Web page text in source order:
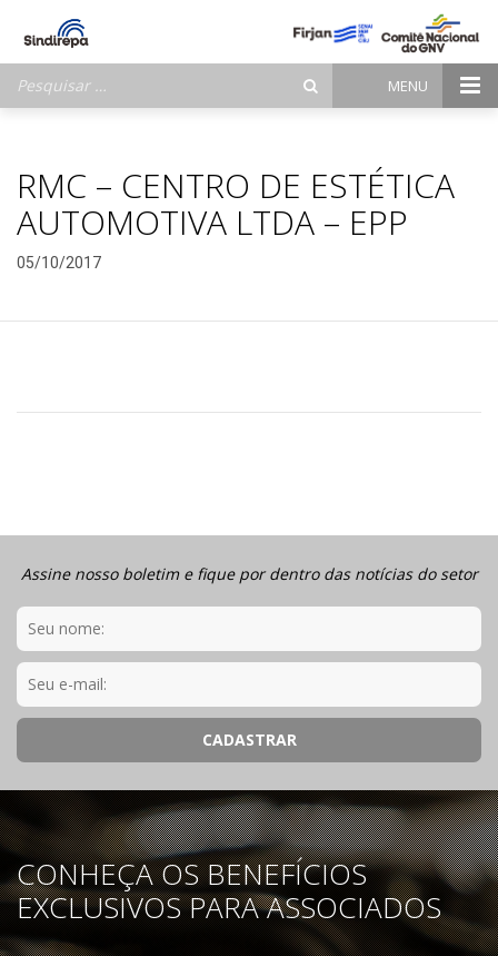
por:
MENU
RMC – CENTRO DE ESTÉTICA
AUTOMOTIVA LTDA – EPP
05/10/2017
Assine nosso boletim e fique por dentro das notícias do setor
CONHEÇA OS BENEFÍCIOS
EXCLUSIVOS PARA ASSOCIADOS